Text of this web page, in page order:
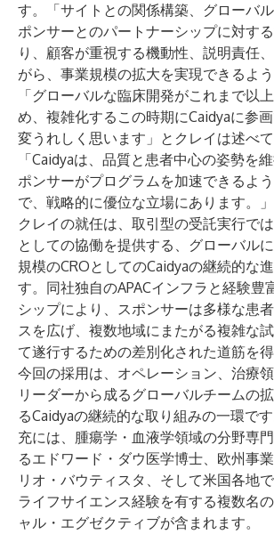
す。「サイトとの関係構築、グローバ
ポンサーとのパートナーシップに対す
り、顧客が重視する機動性、説明責任
がら、事業規模の拡大を実現できるよう
「グローバルな臨床開発がこれまで以
め、複雑化するこの時期にCaidyaに参
変うれしく思います」とクレイは述べて
「Caidyaは、品質と患者中心の姿勢を
ポンサーがプログラムを加速できるよ
で、戦略的に優位な立場にあります。」
クレイの就任は、取引型の受託実行で
としての協働を提供する、グローバル
規模のCROとしてのCaidyaの継続的な
す。同社独自のAPACインフラと経験豊
シップにより、スポンサーは多様な患
スを広げ、複数地域にまたがる複雑な
て遂行するための差別化された道筋を得
今回の採用は、オペレーション、治療
リーダーから成るグローバルチームの
るCaidyaの継続的な取り組みの一環で
充には、腫瘍学・血液学領域の分野専
るエドワード・ダウ医学博士、欧州事
リオ・バウティスタ、 そして米国各地
ライフサイエンス経験を有する複数名
ャル・エグゼクティブが含まれます。